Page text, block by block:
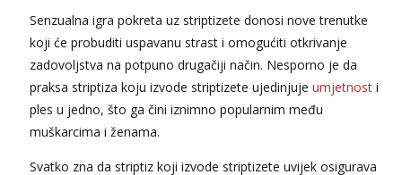
Senzualna igra pokreta uz striptizete donosi nove trenutke
koji će probuditi uspavanu strast i omogućiti otkrivanje
zadovoljstva na potpuno drugačiji način. Nesporno je da
praksa striptiza koju izvode striptizete ujedinjuje umjetnost i
ples u jedno, što ga čini iznimno popularnim među
muškarcima i ženama.
Svatko zna da striptiz koji izvode striptizete uvijek osigurava